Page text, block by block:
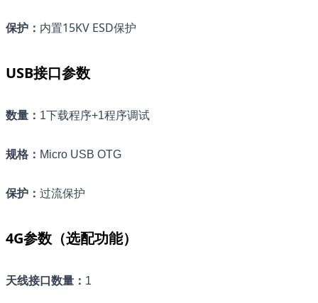
保护 ： 内置15KV ESD保护
USB接口参数
数量 ： 1下载程序+1程序调试
规格 ： Micro USB OTG
保护 ： 过流保护
4G参数（选配功能）
天线接口数量 ： 1